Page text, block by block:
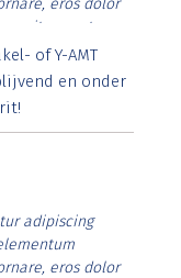
eros dolor
vitae erat.
rutrum lorem
posuere.
of Y-AMT
en onder
adipiscing
eros dolor